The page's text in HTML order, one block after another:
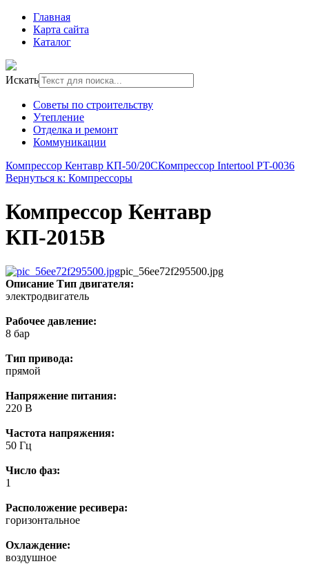
Главная
Карта сайта
Каталог
Искать
Советы по строительству
Утепление
Отделка и ремонт
Коммуникации
Компрессор Кентавр КП-50/20СКомпрессор Intertool PT-0036
Вернуться к: Компрессоры
Компрессор Кентавр
КП-2015В
pic_56ee72f295500.jpg
Описание Тип двигателя:
электродвигатель
Рабочее давление:
8 бар
Тип привода:
прямой
Напряжение питания:
220 В
Частота напряжения:
50 Гц
Число фаз:
1
Расположение ресивера:
горизонтальное
Охлаждение:
воздушное